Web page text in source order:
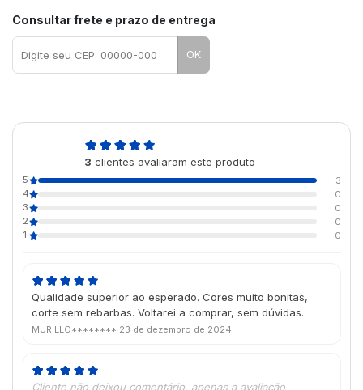
Consultar frete e prazo de entrega
OK
3 clientes avaliaram este produto
5
3
4
0
3
0
2
0
1
0
Qualidade superior ao esperado. Cores muito bonitas,
corte sem rebarbas. Voltarei a comprar, sem dúvidas.
MURILLO******** 23 de dezembro de 2024
Cliente não deixou comentário, apenas a avaliação